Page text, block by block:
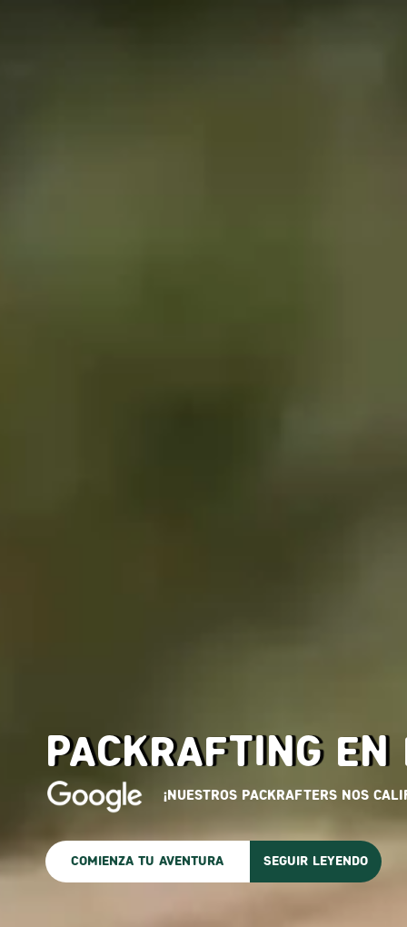
PACKRAFTING EN
¡Nuestros packrafters nos
COMIENZA TU AVENTURA SEGUIR LEYENDO